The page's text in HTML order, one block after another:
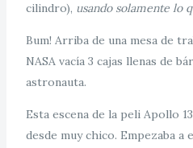
cilindro), usando solamente lo
Bum! Arriba de una mesa de
NASA vacía 3 cajas llenas de
astronauta.
Esta escena de la peli Apollo
desde muy chico. Empezaba a